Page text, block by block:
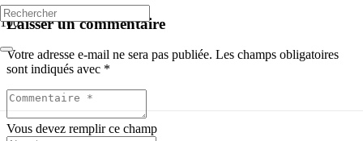
Laisser un commentaire
Votre adresse e-mail ne sera pas publiée. Les champs obligatoires
sont indiqués avec *
Vous devez remplir ce champ